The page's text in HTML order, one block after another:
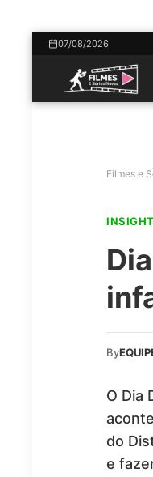
07/08/2026
Filmes e
By
O Dia
do
e